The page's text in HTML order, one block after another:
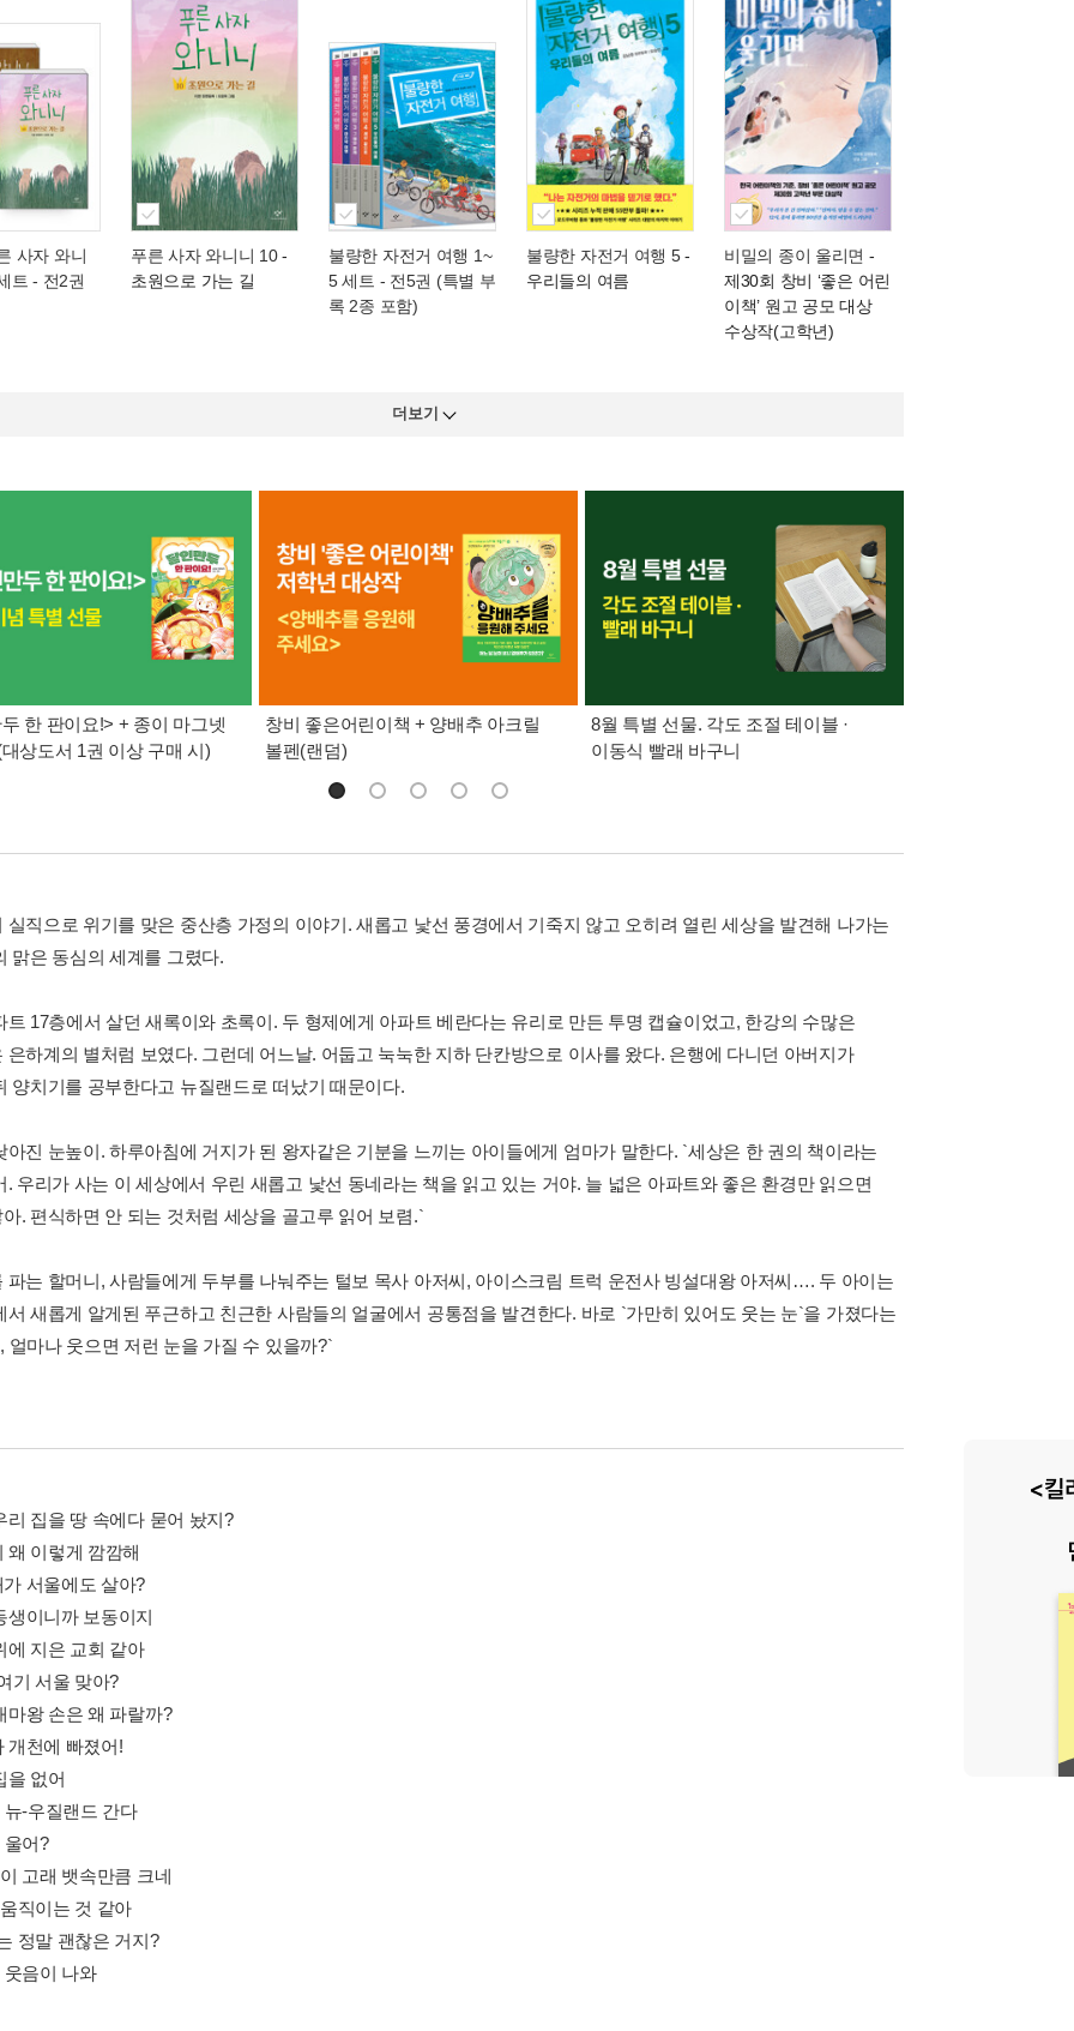
사자 와니
트 - 전2권
푸른 사자 와니니 10-
초원으로 가는 길
불량한 자전거 여행 1~
5 세트 - 전5권 (특별 부
록 2종 포함)
불량한 자전거 여행 5-
우리들의 여름
비밀의 종이 울리면 -
제30회 창비 ‘좋은 어린
이책’ 원고 공모 대상
수상작(고학년)
더보기
한 판이요!> + 종이 마그넷
상도서 1권 이상 구매 시)
창비 좋은어린이책 + 양배추 아크릴
볼펜(랜덤)
8월 특별 선물. 각도 조절 테이블 ·
이동식 빨래 바구니
실직으로 위기를 맞은 중산층 가정의 이야기. 새롭고 낯선 풍경에서 기죽지 않고 오히려 열린 세상을 발견해 나가는
맑은 동심의 세계를 그렸다.
트 17층에서 살던 새록이와 초록이. 두 형제에게 아파트 베란다는 유리로 만든 투명 캡슐이었고, 한강의 수많은
은하계의 별처럼 보였다. 그런데 어느날. 어둡고 눅눅한 지하 단칸방으로 이사를 왔다. 은행에 다니던 아버지가
양치기를 공부한다고 뉴질랜드로 떠났기 때문이다.
아진 눈높이. 하루아침에 거지가 된 왕자같은 기분을 느끼는 아이들에게 엄마가 말한다. `세상은 한 권의 책이라는
. 우리가 사는 이 세상에서 우린 새롭고 낯선 동네라는 책을 읽고 있는 거야. 늘 넓은 아파트와 좋은 환경만 읽으면
. 편식하면 안 되는 것처럼 세상을 골고루 읽어 보렴.`
파는 할머니, 사람들에게 두부를 나눠주는 털보 목사 아저씨, 아이스크림 트럭 운전사 빙설대왕 아저씨…. 두 아이는
서 새롭게 알게된 푸근하고 친근한 사람들의 얼굴에서 공통점을 발견한다. 바로 `가만히 있어도 웃는 눈`을 가졌다는
얼마나 웃으면 저런 눈을 가질 수 있을까?`
리 집을 땅 속에다 묻어 놨지?
왜 이렇게 깜깜해
서울에도 살아?
생이니까 보동이지
에 지은 교회 같아
기 서울 맞아?
마왕 손은 왜 파랄까?
개천에 빠졌어!
을 없어
뉴-우질랜드 간다
울어?
고래 뱃속만큼 크네
직이는 것 같아
정말 괜찮은 거지?
웃음이 나와